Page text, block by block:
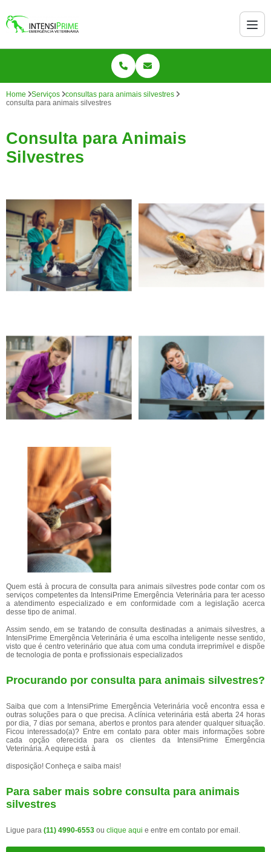
Home Serviços
consultas para animais silvestres
consulta para animais silvestres
Consulta para Animais
Silvestres
Quem está à procura de consulta para animais silvestres pode contar com os
serviços competentes da IntensiPrime Emergência Veterinária para ter acesso
a atendimento especializado e em conformidade com a legislação acerca
desse tipo de animal.
Assim sendo, em se tratando de consulta destinadas a animais silvestres, a
IntensiPrime Emergência Veterinária é uma escolha inteligente nesse sentido,
visto que é centro veterinário que atua com uma conduta irreprimível e dispõe
de tecnologia de ponta e profissionais especializados
Procurando por consulta para animais silvestres?
Saiba que com a IntensiPrime Emergência Veterinária você encontra essa e
outras soluções para o que precisa. A clínica veterinária está aberta 24 horas
por dia, 7 dias por semana, abertos e prontos para atender qualquer situação.
Ficou interessado(a)? Entre em contato para obter mais informações sobre
cada opção oferecida para os clientes da IntensiPrime Emergência
Veterinária. A equipe está à
disposição! Conheça e saiba mais!
Para saber mais sobre consulta para animais
silvestres
Ligue para (11) 4990-6553 ou clique aqui e entre em contato por email.